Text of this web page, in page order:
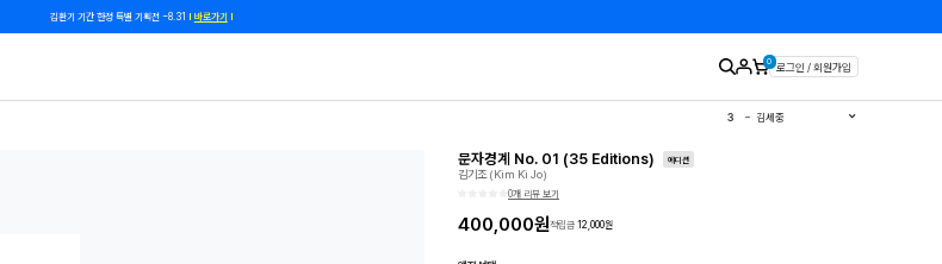
쿠폰 줄게, 친구 하자! 카카오톡 친구 추가하고 할인 쿠폰 받자!
0 로그인 / 회원가입
2
김경희
3
김세중
문자경계 No. 01 (35 Editions) 에디션
김기조 (Kim Ki Jo)
0개 리뷰 보기
400,000원적립금 12,000원